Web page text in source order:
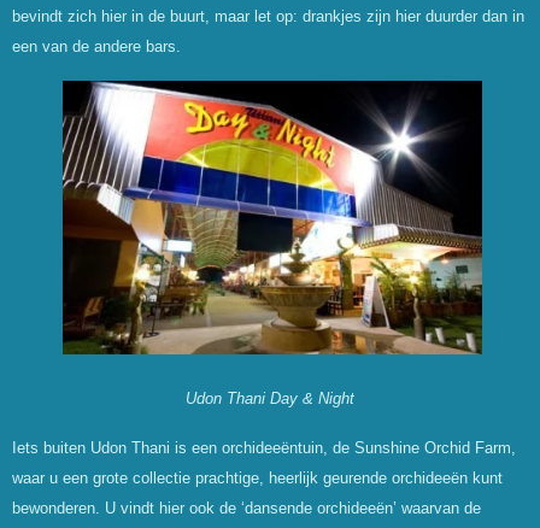
bevindt zich hier in de buurt, maar let op: drankjes zijn hier duurder dan in
een van de andere bars.
Udon Thani Day & Night
Iets buiten Udon Thani is een orchideeëntuin, de Sunshine Orchid Farm,
waar u een grote collectie prachtige, heerlijk geurende orchideeën kunt
bewonderen. U vindt hier ook de ‘dansende orchideeën’ waarvan de